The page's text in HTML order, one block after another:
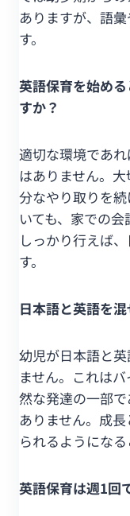
ありますが、語
す。
英語保育を始め
すか？
適切な環境であ
はありません。
分なやり取りを
いても、家での
しっかり行えば
す。
日本語と英語を
幼児が日本語と
ません。これは
然な発達の一部
ありません。成
られるようになる
英語保育は週1回